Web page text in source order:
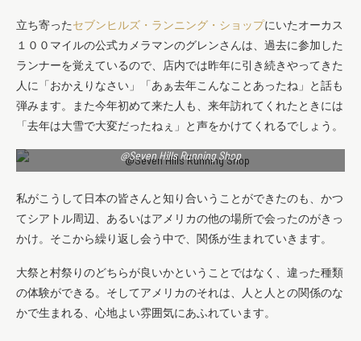
立ち寄ったセブンヒルズ・ランニング・ショップにいたオーカス
１００マイルの公式カメラマンのグレンさんは、過去に参加した
ランナーを覚えているので、店内では昨年に引き続きやってきた
人に「おかえりなさい」「あぁ去年こんなことあったね」と話も
弾みます。また今年初めて来た人も、来年訪れてくれたときには
「去年は大雪で大変だったねぇ」と声をかけてくれるでしょう。
@Seven Hills Running Shop
私がこうして日本の皆さんと知り合いうことができたのも、かつ
てシアトル周辺、あるいはアメリカの他の場所で会ったのがきっ
かけ。そこから繰り返し会う中で、関係が生まれていきます。
大祭と村祭りのどちらが良いかということではなく、違った種類
の体験ができる。そしてアメリカのそれは、人と人との関係のな
かで生まれる、心地よい雰囲気にあふれています。